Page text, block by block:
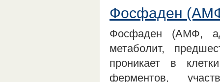
Фосфаден
Фосфаден (АМФ,
метаболит,
проникает в
ферментов,